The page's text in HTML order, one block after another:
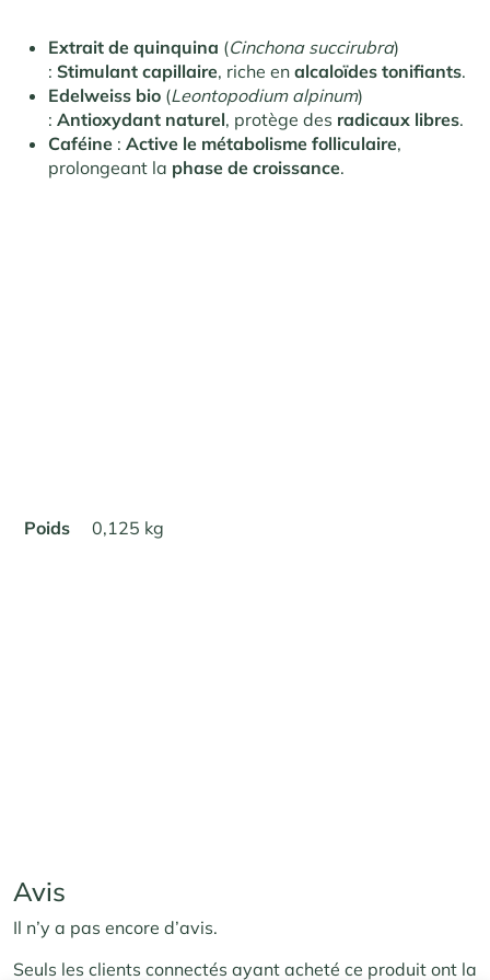
Extrait de quinquina (Cinchona succirubra)
: Stimulant capillaire, riche en alcaloïdes tonifiants.
Edelweiss bio (Leontopodium alpinum)
: Antioxydant naturel, protège des radicaux libres.
Caféine : Active le métabolisme folliculaire,
prolongeant la phase de croissance.
Poids 0,125 kg
Avis
Il n’y a pas encore d’avis.
Seuls les clients connectés ayant acheté ce produit ont la